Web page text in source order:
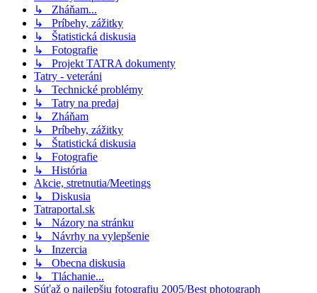
↳ Zháňam...
↳ Príbehy, zážitky
↳ Štatistická diskusia
↳ Fotografie
↳ Projekt TATRA dokumenty
Tatry - veteráni
↳ Technické problémy
↳ Tatry na predaj
↳ Zháňam
↳ Príbehy, zážitky
↳ Štatistická diskusia
↳ Fotografie
↳ História
Akcie, stretnutia/Meetings
↳ Diskusia
Tatraportal.sk
↳ Názory na stránku
↳ Návrhy na vylepšenie
↳ Inzercia
↳ Obecna diskusia
↳ Tláchanie...
Súťaž o najlepšiu fotografiu 2005/Best photograph